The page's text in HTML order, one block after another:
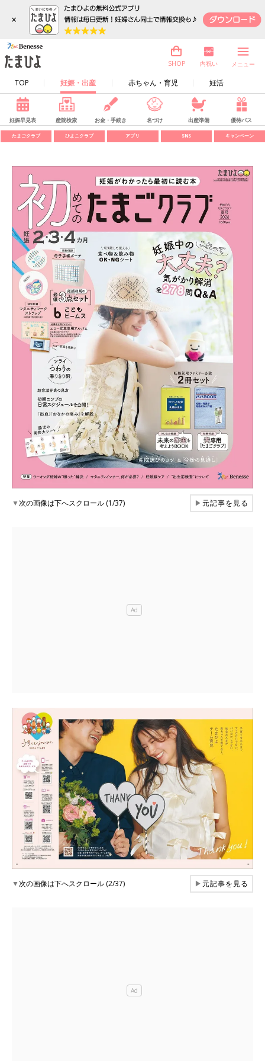
×
TOP 妊娠・出産 赤ちゃん・育児 妊活
SHOP 内祝い メニュー
妊娠早見表 産院検索 お金・手続き 名づけ 出産準備 優待パス
たまごクラブ ひよこクラブ アプリ SNS キャンペーン
▼次の画像は下へスクロール (1/37) ▶元記事を見る
▼次の画像は下へスクロール (2/37) ▶元記事を見る